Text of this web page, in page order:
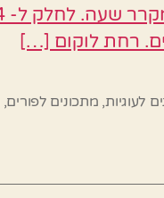
רחת לוקום […]
לעוגיות, מתכונים לפורים,